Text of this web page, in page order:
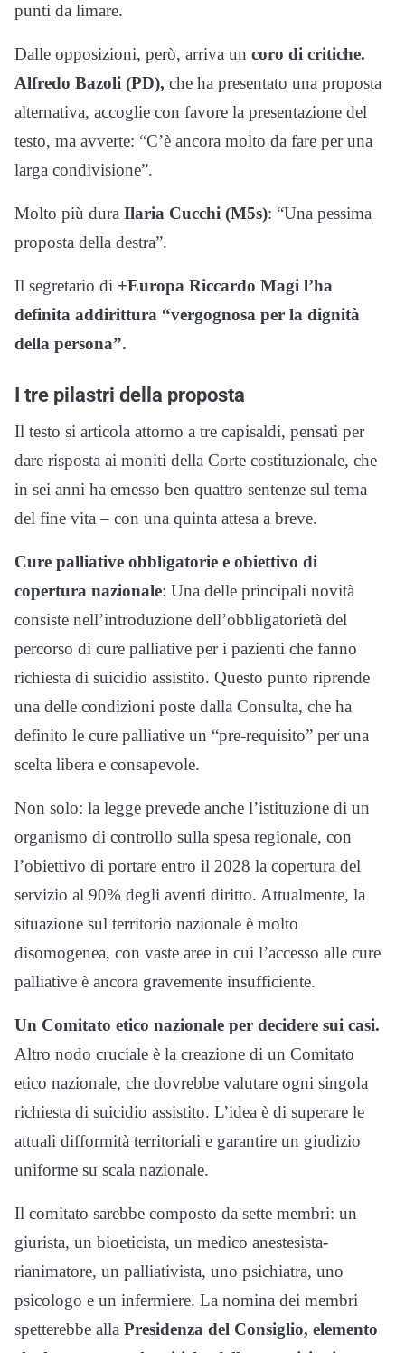
punti da limare.
Dalle opposizioni, però, arriva un coro di critiche.
Alfredo Bazoli (PD), che ha presentato una proposta
alternativa, accoglie con favore la presentazione del
testo, ma avverte: “C’è ancora molto da fare per una
larga condivisione”.
Molto più dura Ilaria Cucchi (M5s): “Una pessima
proposta della destra”.
Il segretario di +Europa Riccardo Magi l’ha
definita addirittura “vergognosa per la dignità
della persona”.
I tre pilastri della proposta
Il testo si articola attorno a tre capisaldi, pensati per
dare risposta ai moniti della Corte costituzionale, che
in sei anni ha emesso ben quattro sentenze sul tema
del fine vita – con una quinta attesa a breve.
Cure palliative obbligatorie e obiettivo di
copertura nazionale: Una delle principali novità
consiste nell’introduzione dell’obbligatorietà del
percorso di cure palliative per i pazienti che fanno
richiesta di suicidio assistito. Questo punto riprende
una delle condizioni poste dalla Consulta, che ha
definito le cure palliative un “pre-requisito” per una
scelta libera e consapevole.
Non solo: la legge prevede anche l’istituzione di un
organismo di controllo sulla spesa regionale, con
l’obiettivo di portare entro il 2028 la copertura del
servizio al 90% degli aventi diritto. Attualmente, la
situazione sul territorio nazionale è molto
disomogenea, con vaste aree in cui l’accesso alle cure
palliative è ancora gravemente insufficiente.
Un Comitato etico nazionale per decidere sui casi.
Altro nodo cruciale è la creazione di un Comitato
etico nazionale, che dovrebbe valutare ogni singola
richiesta di suicidio assistito. L’idea è di superare le
attuali difformità territoriali e garantire un giudizio
uniforme su scala nazionale.
Il comitato sarebbe composto da sette membri: un
giurista, un bioeticista, un medico anestesista-
rianimatore, un palliativista, uno psichiatra, uno
psicologo e un infermiere. La nomina dei membri
spetterebbe alla Presidenza del Consiglio, elemento